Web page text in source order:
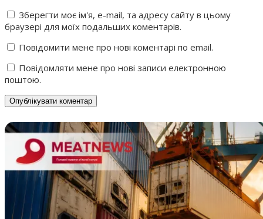
Зберегти моє ім'я, e-mail, та адресу сайту в цьому
браузері для моїх подальших коментарів.
Повідомити мене про нові коментарі по email.
Повідомляти мене про нові записи електронною
поштою.